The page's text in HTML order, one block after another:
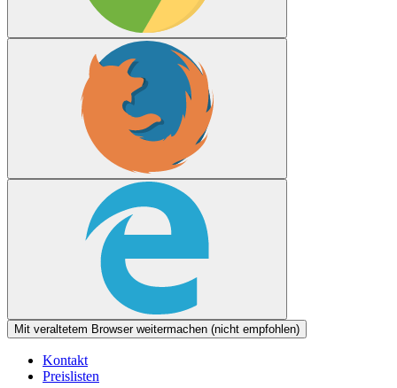
Mit veraltetem Browser weitermachen (nicht empfohlen)
Kontakt
Preislisten